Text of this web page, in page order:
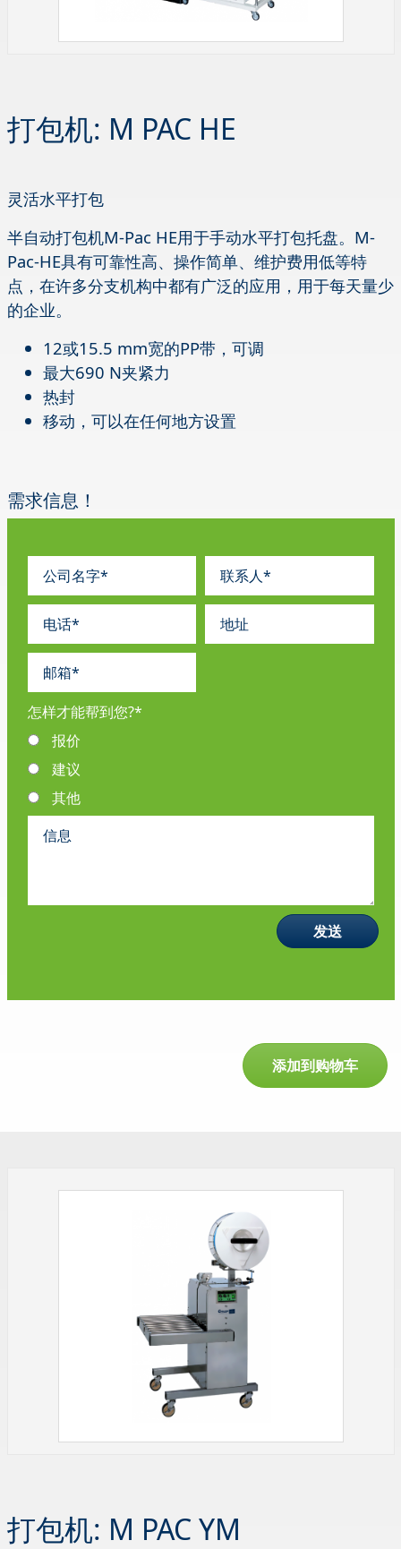
打包机: M PAC HE
灵活水平打包
半自动打包机M-Pac HE用于手动水平打包托盘。M-
Pac-HE具有可靠性高、操作简单、维护费用低等特
点，在许多分支机构中都有广泛的应用，用于每天量少
的企业。
12或15.5 mm宽的PP带，可调
最大690 N夹紧力
热封
移动，可以在任何地方设置
需求信息！
怎样才能帮到您?*
报价
建议
其他
添加到购物车
打包机: M PAC YM